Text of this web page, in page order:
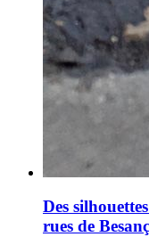
Des
rues de